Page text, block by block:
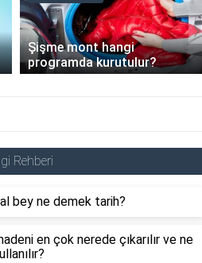
Şişme mont hangi
programda kurutulur?
›
Rehberi
bey ne demek tarih?
en çok nerede çıkarılır ve ne